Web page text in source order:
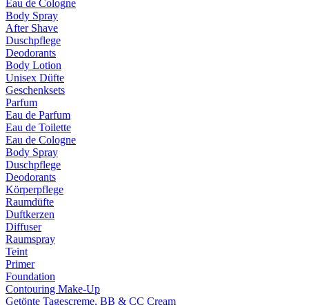
Eau de Cologne
Body Spray
After Shave
Duschpflege
Deodorants
Body Lotion
Unisex Düfte
Geschenksets
Parfum
Eau de Parfum
Eau de Toilette
Eau de Cologne
Body Spray
Duschpflege
Deodorants
Körperpflege
Raumdüfte
Duftkerzen
Diffuser
Raumspray
Teint
Primer
Foundation
Contouring Make-Up
Getönte Tagescreme, BB & CC Cream